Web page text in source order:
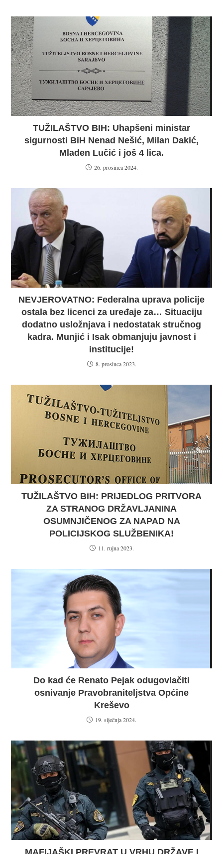
TUŽILAŠTVO BIH: Uhapšeni ministar
sigurnosti BiH Nenad Nešić, Milan Dakić,
Mladen Lučić i još 4 lica.
26. prosinca 2024.
NEVJEROVATNO: Federalna uprava policije
ostala bez licenci za uređaje za… Situaciju
dodatno usložnjava i nedostatak stručnog
kadra. Munjić i Isak obmanjuju javnost i
institucije!
8. prosinca 2023.
TUŽILAŠTVO BiH: PRIJEDLOG PRITVORA
ZA STRANOG DRŽAVLJANINA
OSUMNJIČENOG ZA NAPAD NA
POLICIJSKOG SLUŽBENIKA!
11. rujna 2023.
Do kad će Renato Pejak odugovlačiti
osnivanje Pravobraniteljstva Općine
Kreševo
19. siječnja 2024.
MAFIJAŠKI PREVRAT U VRHU DRŽAVE I